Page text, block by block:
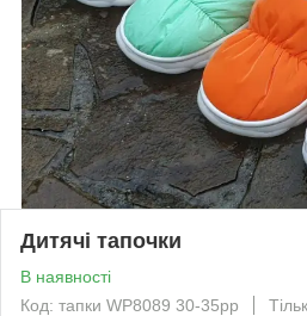
Дитячі тапочки
В наявності
Код: тапки WP8089 30-35рр